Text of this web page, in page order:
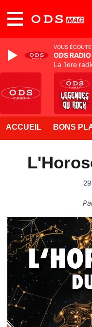
ACCUEIL BONS
VOUS
ODS RADIO
La 1ere